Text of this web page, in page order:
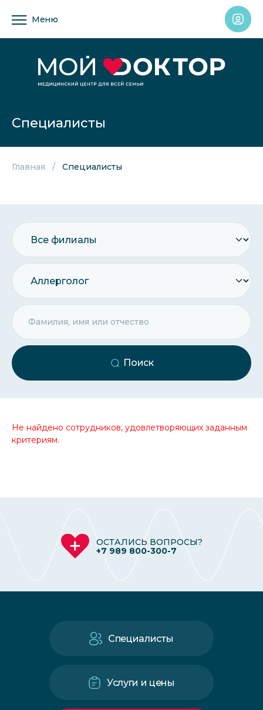
Меню
Специалисты
Главная Специалисты
Поиск
Не найдено сотрудников, удовлетворяющих заданным
критериям.
ОСТАЛИСЬ ВОПРОСЫ?
+7 989 800-300-7
Специалисты
Услуги и цены